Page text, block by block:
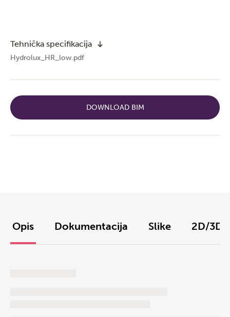
Tehnička specifikacija
Hydrolux_HR_low.pdf
DOWNLOAD BIM
Opis Dokumentacija Slike 2D/3D